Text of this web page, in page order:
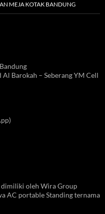
MEJA KOTAK BANDUNG
Barokah – Seberang YM Cell
dimiliki oleh Wira Group
AC portable Standing ternama